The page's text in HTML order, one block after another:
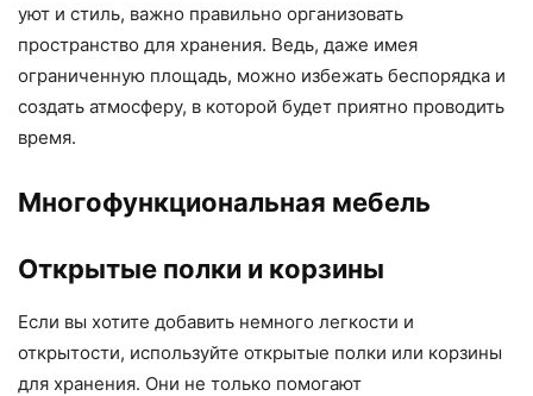
уют и стиль, важно правильно организовать
пространство для хранения. Ведь, даже имея
ограниченную площадь, можно избежать беспорядка и
создать атмосферу, в которой будет приятно проводить
время.
Многофункциональная мебель
Открытые полки и корзины
Если вы хотите добавить немного легкости и
открытости, используйте открытые полки или корзины
для хранения. Они не только помогают